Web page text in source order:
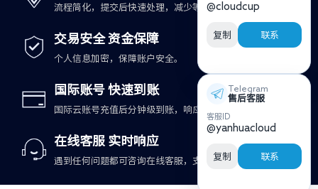
流程简化，提交后快速处理，减少等待时间。
交易安全 资金保障
个人信息加密，保障账户安全。
国际账号 快速到账
国际云账号充值后分钟级到账，响应更及时。
在线客服 实时响应
遇到任何问题都可咨询在线客服，支持快速处理。
@cloudcup
复制 联系
Telegram
售后客服
客服ID
@yanhuacloud
复制 联系